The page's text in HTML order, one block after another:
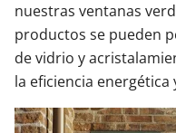
nuestras ventanas
productos se pueden
de vidrio y
la eficiencia energética